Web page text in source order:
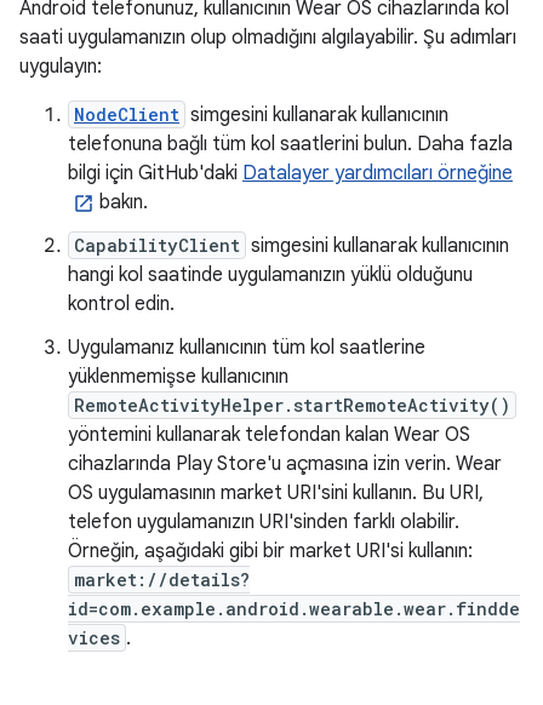
Android telefonunuz, kullanıcının Wear OS cihazlarında kol
saati uygulamanızın olup olmadığını algılayabilir. Şu adımları
uygulayın:
NodeClient simgesini kullanarak kullanıcının
telefonuna bağlı tüm kol saatlerini bulun. Daha fazla
bilgi için GitHub'daki Datalayer yardımcıları örneğine
bakın.
CapabilityClient simgesini kullanarak kullanıcının
hangi kol saatinde uygulamanızın yüklü olduğunu
kontrol edin.
Uygulamanız kullanıcının tüm kol saatlerine
yüklenmemişse kullanıcının
RemoteActivityHelper.startRemoteActivity()
yöntemini kullanarak telefondan kalan Wear OS
cihazlarında Play Store'u açmasına izin verin. Wear
OS uygulamasının market URI'sini kullanın. Bu URI,
telefon uygulamanızın URI'sinden farklı olabilir.
Örneğin, aşağıdaki gibi bir market URI'si kullanın:
market://details?
id=com.example.android.wearable.wear.findde
vices .